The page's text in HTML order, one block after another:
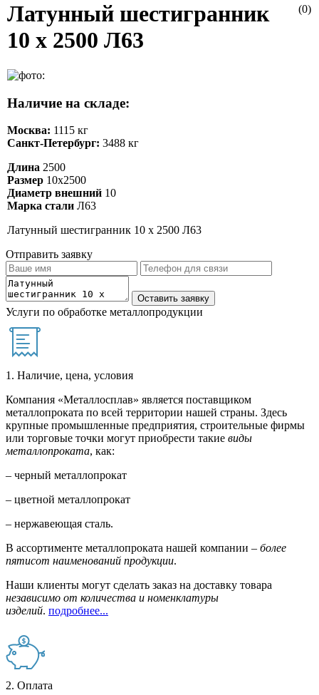
(0)
Латунный шестигранник
10 х 2500 Л63
Наличие на складе:
Москва: 1115 кг
Санкт-Петербург: 3488 кг
Длина 2500
Размер 10х2500
Диаметр внешний 10
Марка стали Л63
Латунный шестигранник 10 х 2500 Л63
Отправить заявку
Услуги по обработке металлопродукции
1. Наличие, цена, условия
Компания «Металлосплав» является поставщиком
металлопроката по всей территории нашей страны. Здесь
крупные промышленные предприятия, строительные фирмы
или торговые точки могут приобрести такие виды
металлопроката, как:
– черный металлопрокат
– цветной металлопрокат
– нержавеющая сталь.
В ассортименте металлопроката нашей компании – более
пятисот наименований продукции.
Наши клиенты могут сделать заказ на доставку товара
независимо от количества и номенклатуры
изделий. подробнее...
2. Оплата